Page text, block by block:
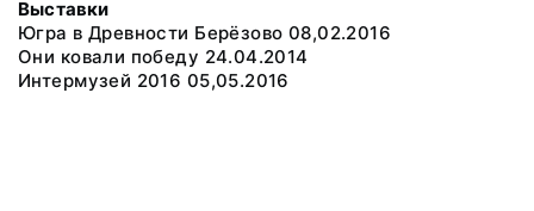
Выставки
Югра в Древности Берёзово 08,02.2016
Они ковали победу 24.04.2014
Интермузей 2016 05,05.2016